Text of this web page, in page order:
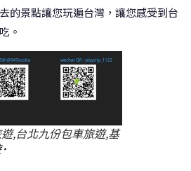
的景點讓您玩遍台灣，讓您感受到台
。
,台北九份包車旅遊,基